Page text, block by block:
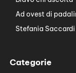
Ad ovest di
Stefania Saccardi
Categorie